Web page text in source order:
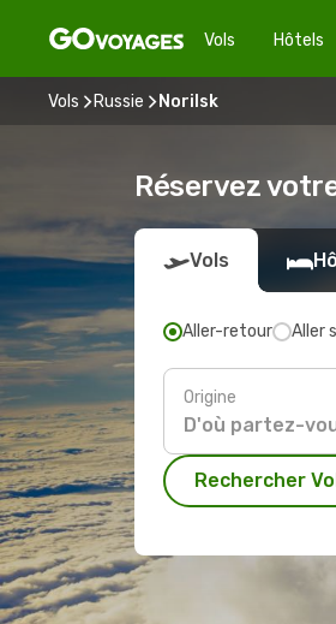
Vols Hôtels
Vols Russie Norilsk
Réservez
Vols
Aller-retour Aller
Origine
Rechercher